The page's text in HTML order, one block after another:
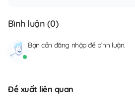
Bình luận (0)
Bạn cần đăng nhậpđể bình luận.
Đề xuất liên quan